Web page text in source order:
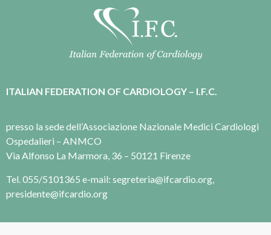
ITALIAN FEDERATION OF CARDIOLOGY – I.F.C.
presso la sede dell’Associazione Nazionale Medici Cardiologi
Ospedalieri – ANMCO
Via Alfonso La Marmora, 36 – 50121 Firenze
Tel. 055/5101365 e-mail: segreteria@ifcardio.org,
presidente@ifcardio.org